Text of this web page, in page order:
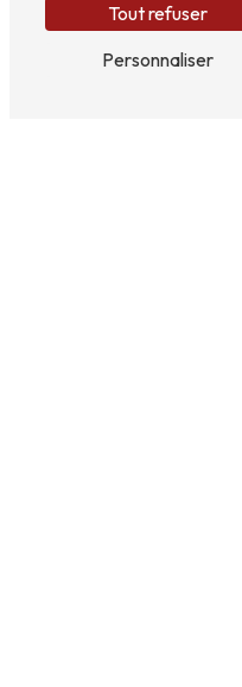
Tout refuser
Personnaliser